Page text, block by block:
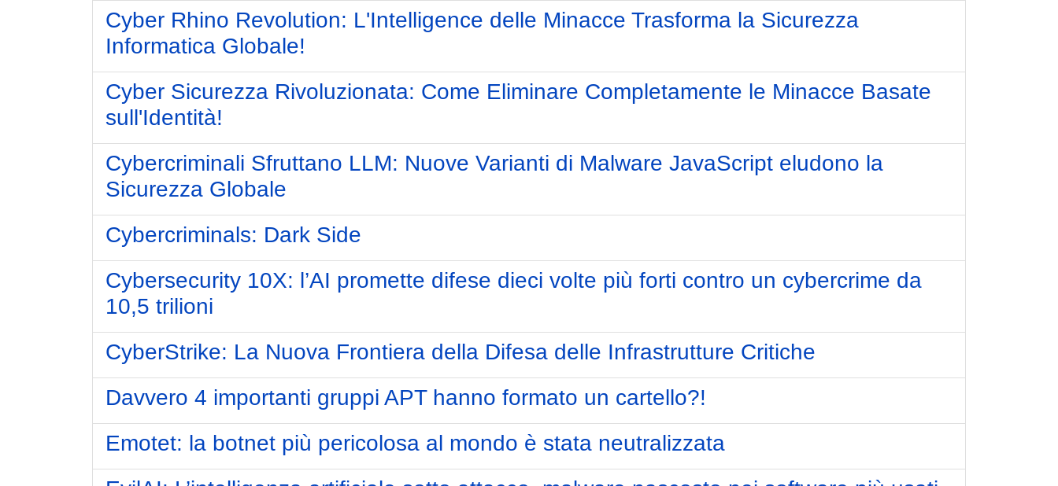
Cyber Rhino Revolution: L'Intelligence delle Minacce Trasforma la Sicurezza
Informatica Globale!
Cyber Sicurezza Rivoluzionata: Come Eliminare Completamente le Minacce Basate
sull'Identità!
Cybercriminali Sfruttano LLM: Nuove Varianti di Malware JavaScript eludono la
Sicurezza Globale
Cybercriminals: Dark Side
Cybersecurity 10X: l’AI promette difese dieci volte più forti contro un cybercrime da
10,5 trilioni
CyberStrike: La Nuova Frontiera della Difesa delle Infrastrutture Critiche
Davvero 4 importanti gruppi APT hanno formato un cartello?!
Emotet: la botnet più pericolosa al mondo è stata neutralizzata